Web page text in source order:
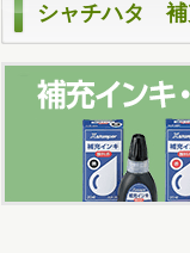
シャチハタ 補